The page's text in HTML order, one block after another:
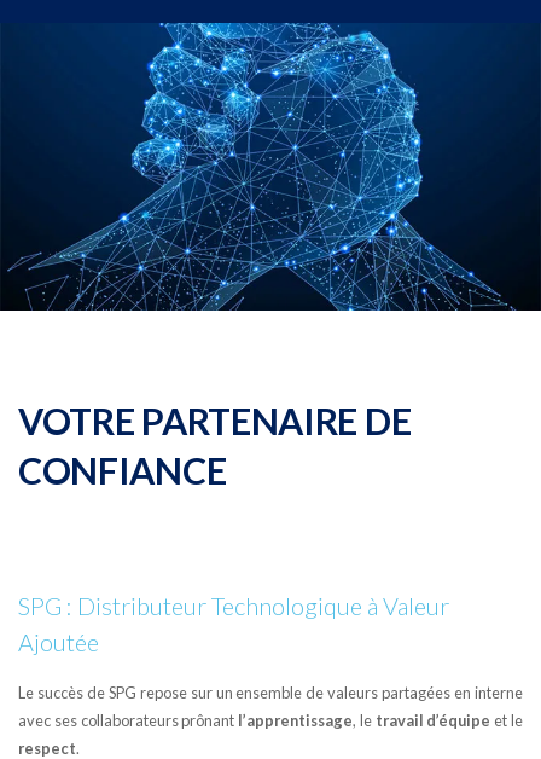
VOTRE PARTENAIRE DE
CONFIANCE
SPG : Distributeur Technologique à Valeur
Ajoutée
Le succès de SPG repose sur un ensemble de valeurs partagées en interne
avec ses collaborateurs prônant l’apprentissage, le travail d’équipe et le
respect.